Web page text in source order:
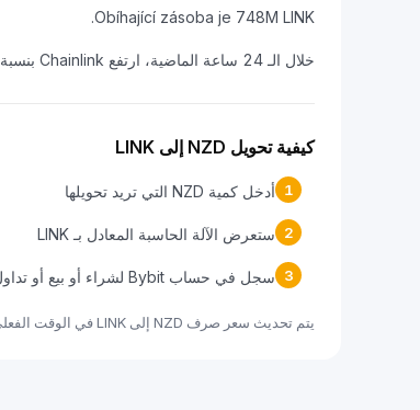
Obíhající zásoba je 748M LINK.
خلال الـ 24 ساعة الماضية، ارتفع Chainlink بنسبة 0.11%.
كيفية تحويل NZD إلى LINK
1 أدخل كمية NZD التي تريد تحويلها
2 ستعرض الآلة الحاسبة المعادل بـ LINK
3 سجل في حساب Bybit لشراء أو بيع أو تداول LINK
يتم تحديث سعر صرف NZD إلى LINK في الوقت الفعلي بناءً على بيانات السوق.